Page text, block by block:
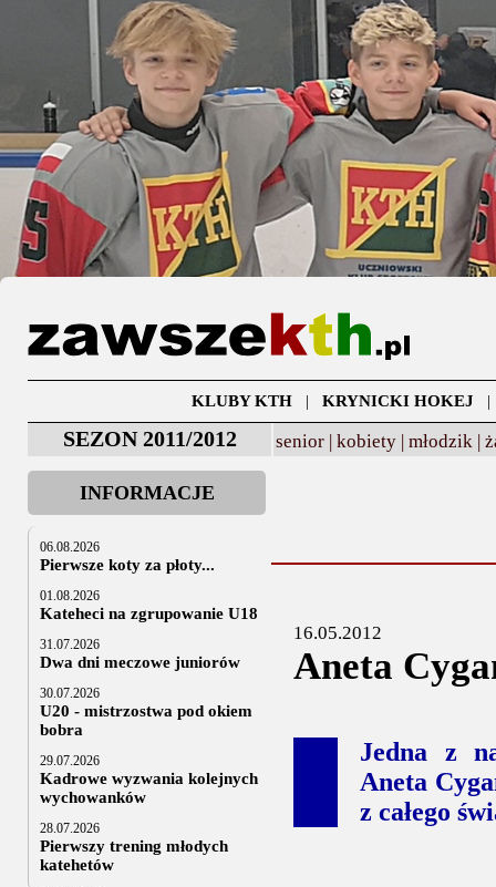
KLUBY KTH| KRYNICKI HOKEJ
SEZON 2011/2012 senior | kobiety | młodzik |
INFORMACJE
06.08.2026
Pierwsze koty za płoty...
01.08.2026
Kateheci na zgrupowanie U18
31.07.2026
Dwa dni meczowe juniorów
30.07.2026
U20 - mistrzostwa pod okiem
bobra
29.07.2026
Kadrowe wyzwania kolejnych
wychowanków
28.07.2026
Pierwszy trening młodych
katehetów
16.05.2012
Aneta
Jedna z
Aneta
z całego